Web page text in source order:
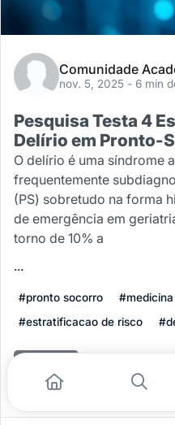
Comunidade
nov. 5, 2025 - 6 min
Pesquisa Testa 4
Delírio em Pronto-
O delírio é uma síndrome
frequentemente
(PS) sobretudo na forma
de emergência em
torno de 10% a
...
#pronto socorro
#estratificacao de risco
Leia mais